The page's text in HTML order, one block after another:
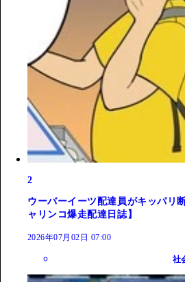
2
ウーバーイーツ配達員がキッパリ
ャリンコ爆走配達日誌】
2026年07月02日 07:00
社